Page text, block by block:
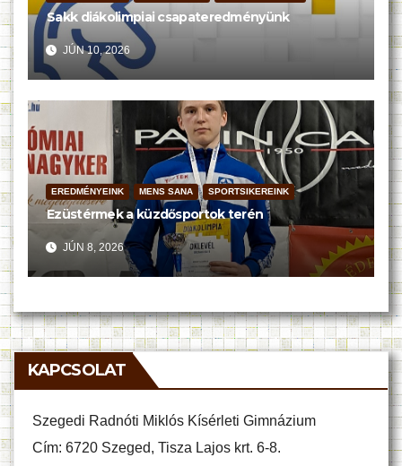
Sakk diákolimpiai csapateredményünk
JÚN 10, 2026
EREDMÉNYEINK MENS SANA SPORTSIKEREINK
Ezüstérmek a küzdősportok terén
JÚN 8, 2026
KAPCSOLAT
Szegedi Radnóti Miklós Kísérleti Gimnázium
Cím: 6720 Szeged, Tisza Lajos krt. 6-8.